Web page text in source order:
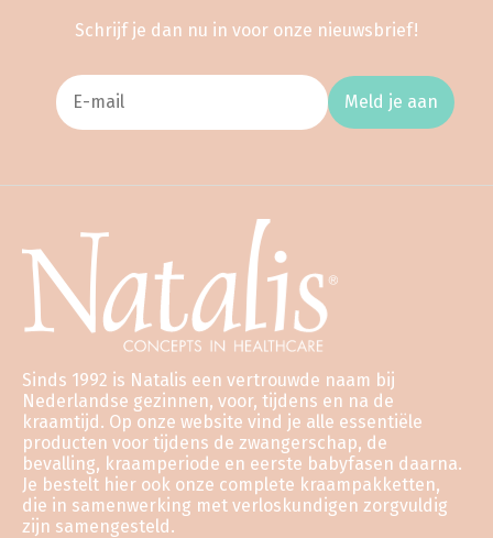
Schrijf je dan nu in voor onze nieuwsbrief!
Meld je aan
Sinds 1992 is Natalis een vertrouwde naam bij
Nederlandse gezinnen, voor, tijdens en na de
kraamtijd. Op onze website vind je alle essentiële
producten voor tijdens de zwangerschap, de
bevalling, kraamperiode en eerste babyfasen daarna.
Je bestelt hier ook onze complete kraampakketten,
die in samenwerking met verloskundigen zorgvuldig
zijn samengesteld.